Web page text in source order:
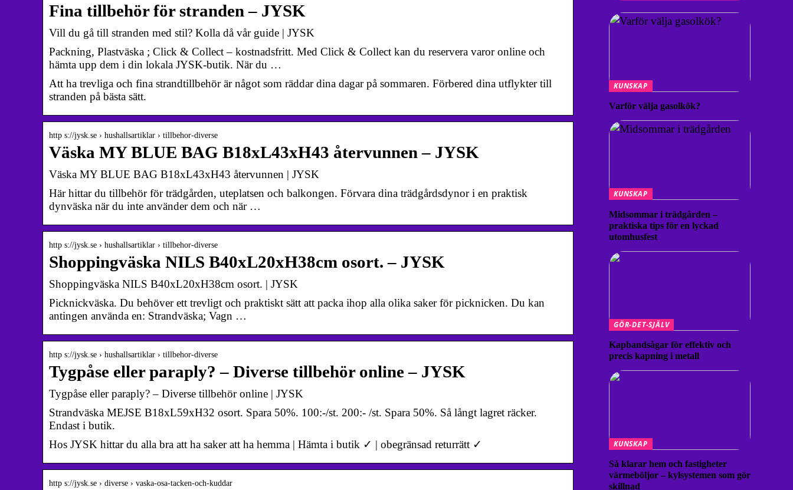
Fina tillbehör för stranden – JYSK
Vill du gå till stranden med stil? Kolla då vår guide | JYSK
Packning, Plastväska ; Click & Collect – kostnadsfritt. Med Click & Collect kan du reservera varor online och
hämta upp dem i din lokala JYSK-butik. När du …
Att ha trevliga och fina strandtillbehör är något som räddar dina dagar på sommaren. Förbered dina utflykter till
stranden på bästa sätt.
http s://jysk.se › hushallsartiklar › tillbehor-diverse
Väska MY BLUE BAG B18xL43xH43 återvunnen – JYSK
Väska MY BLUE BAG B18xL43xH43 återvunnen | JYSK
Här hittar du tillbehör för trädgården, uteplatsen och balkongen. Förvara dina trädgårdsdynor i en praktisk
dynväska när du inte använder dem och när …
http s://jysk.se › hushallsartiklar › tillbehor-diverse
Shoppingväska NILS B40xL20xH38cm osort. – JYSK
Shoppingväska NILS B40xL20xH38cm osort. | JYSK
Picknickväska. Du behöver ett trevligt och praktiskt sätt att packa ihop alla olika saker för picknicken. Du kan
antingen använda en: Strandväska; Vagn …
http s://jysk.se › hushallsartiklar › tillbehor-diverse
Tygpåse eller paraply? – Diverse tillbehör online – JYSK
Tygpåse eller paraply? – Diverse tillbehör online | JYSK
Strandväska MEJSE B18xL59xH32 osort. Spara 50%. 100:-/st. 200:- /st. Spara 50%. Så långt lagret räcker.
Endast i butik.
Hos JYSK hittar du alla bra att ha saker att ha hemma | Hämta i butik ✓ | obegränsad returrätt ✓
http s://jysk.se › diverse › vaska-osa-tacken-och-kuddar
KUNSKAP
Varför välja gasolkök?
KUNSKAP
Midsommar i trädgården –
praktiska tips för en lyckad
utomhusfest
GÖR-DET-SJÄLV
Kapbandsågar för effektiv och
precis kapning i metall
KUNSKAP
Så klarar hem och fastigheter
värmeböljor – kylsystemen som gör
skillnad